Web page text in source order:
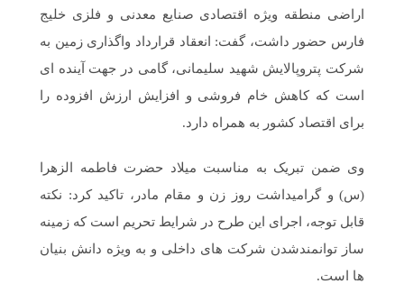
اراضی منطقه ویژه اقتصادی صنایع معدنی و فلزی خلیج
فارس حضور داشت، گفت: انعقاد قرارداد واگذاری زمین به
شرکت پتروپالایش شهید سلیمانی، گامی در جهت آینده ای
است که کاهش خام فروشی و افزایش ارزش افزوده را
برای اقتصاد کشور به همراه دارد.
وی ضمن تبریک به مناسبت میلاد حضرت فاطمه الزهرا
(س) و گرامیداشت روز زن و مقام مادر، تاکید کرد: نکته
قابل توجه، اجرای این طرح در شرایط تحریم است که زمینه
ساز توانمندشدن شرکت های داخلی و به ویژه دانش بنیان
ها است.